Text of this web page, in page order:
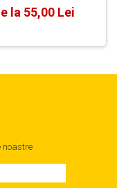
la 55,00 Lei
noastre